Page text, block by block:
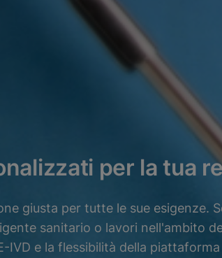
per la tua
giusta per tutte le sue esigenze.
sanitario o lavori nell'ambito
IVD e la flessibilità della